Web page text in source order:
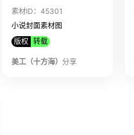
素材ID：45301
小说封面素材图
版权 转载
美工（十方海） 分享